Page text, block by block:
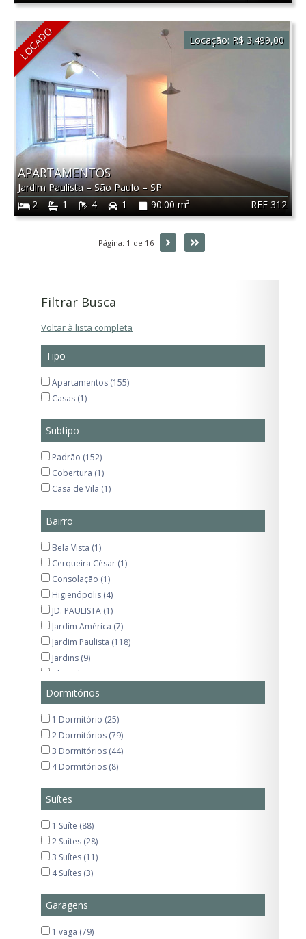
LOCADO
REF 312
APARTAMENTOS
Jardim Paulista–São Paulo– SP
2
1 4 1 90.00 m²
Locação: R$ 3.499,00
Página: 1 de 16 PróximaÚltima
Filtrar Busca
Voltar à lista completa
Tipo
Apartamentos (155)
Casas (1)
Subtipo
Padrão (152)
Cobertura (1)
Casa de Vila (1)
Bairro
Bela Vista (1)
Cerqueira César (1)
Consolação (1)
Higienópolis (4)
JD. PAULISTA (1)
Jardim América (7)
Jardim Paulista (118)
Jardins (9)
Jd. Paulista (5)
Moema (1)
Paraíso (6)
Pinheiros (1)
Região da Paulista (1)
Dormitórios
1 Dormitório (25)
2 Dormitórios (79)
3 Dormitórios (44)
4 Dormitórios (8)
Suítes
1 Suíte (88)
2 Suítes (28)
3 Suítes (11)
4 Suítes (3)
Garagens
1 vaga (79)